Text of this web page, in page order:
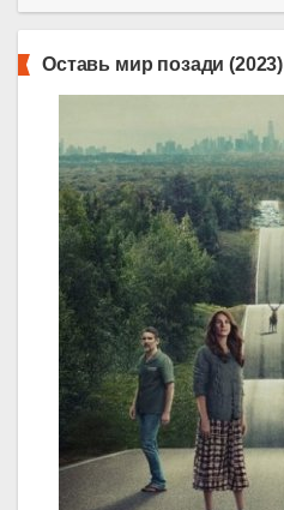
Оставь мир позади (2023)